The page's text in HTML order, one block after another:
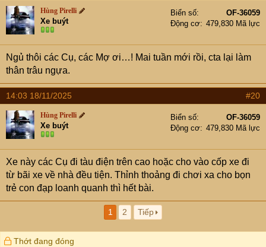
t
i
o
n
s
:
Hùng Pirelli
Xe buýt
Biển số
OF-36059
Động cơ
479,830 Mã lực
Ngủ thôi các Cụ, các Mợ ơi…! Mai tuần mới rồi, cta lại làm
thân trâu ngựa.
14:03 18/11/2025 #20
Hùng Pirelli
Xe buýt
Biển số
OF-36059
Động cơ
479,830 Mã lực
Xe này các Cụ đi tàu điện trên cao hoặc cho vào cốp xe đi
từ bãi xe về nhà đều tiện. Thỉnh thoảng đi chơi xa cho bọn
trẻ con đạp loanh quanh thì hết bài.
1 2 Tiếp
Thớt đang đóng